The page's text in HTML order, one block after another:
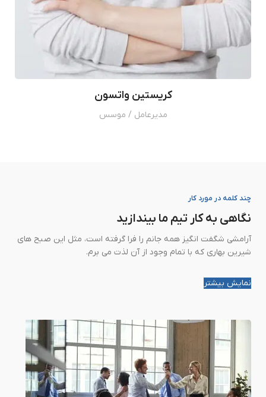
کریستین واتسون
مدیرعامل / موسس
چند کلمه در مورد کار
نگاهی به کار تیم ما بیندازید
آرامشی شگفت انگیز همه جانم را فرا گرفته است، مثل این صبح های
شیرین بهاری که با تمام وجود از آن لذت می برم.
نمایش بیشتر